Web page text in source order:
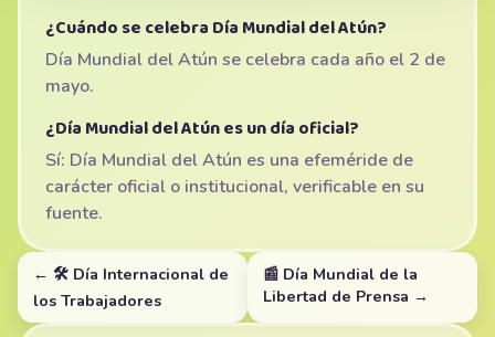
¿Cuándo se celebra Día Mundial del Atún?
Día Mundial del Atún se celebra cada año el 2 de
mayo.
¿Día Mundial del Atún es un día oficial?
Sí: Día Mundial del Atún es una efeméride de
carácter oficial o institucional, verificable en su
fuente.
← 🛠️ Día Internacional de
los Trabajadores
📰 Día Mundial de la
Libertad de Prensa →